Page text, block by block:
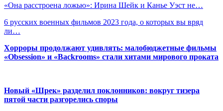
«Она расстроена ложью»: Ирина Шейк и Канье Уэст не…
6 русских военных фильмов 2023 года, о которых вы вряд
ли…
Хорроры продолжают удивлять: малобюджетные фильмы
«Obsession» и «Backrooms» стали хитами мирового проката
Новый «Шрек» разделил поклонников: вокруг тизера
пятой части разгорелись споры